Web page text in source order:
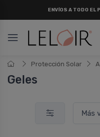
ENVÍOS A TODO EL
Protección Solar
Geles